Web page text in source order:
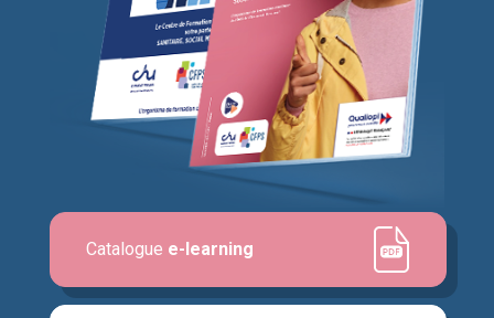
Catalogue e-learning